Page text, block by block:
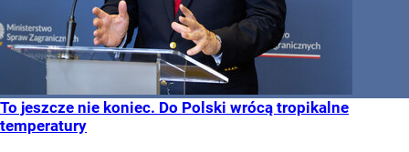
To jeszcze nie koniec. Do Polski wrócą tropikalne
temperatury